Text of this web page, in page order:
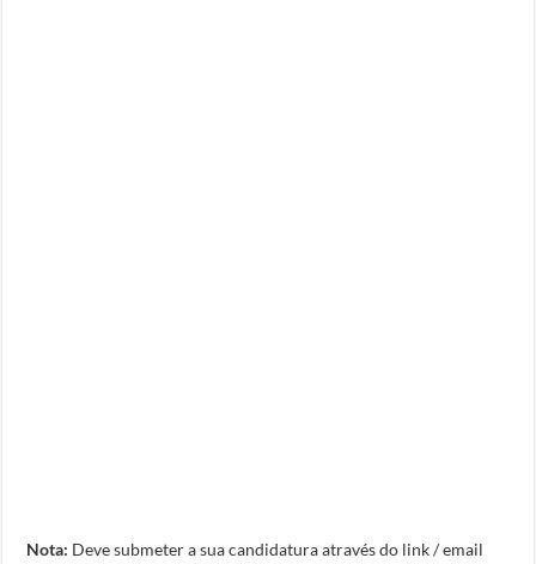
Nota: Deve submeter a sua candidatura através do link / email